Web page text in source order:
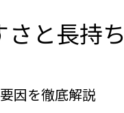
と長持
因を徹底解説